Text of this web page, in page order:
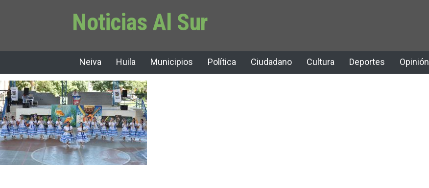
Noticias Al Sur
Neiva Huila Municipios Política Ciudadano Cultura Deportes Opinión